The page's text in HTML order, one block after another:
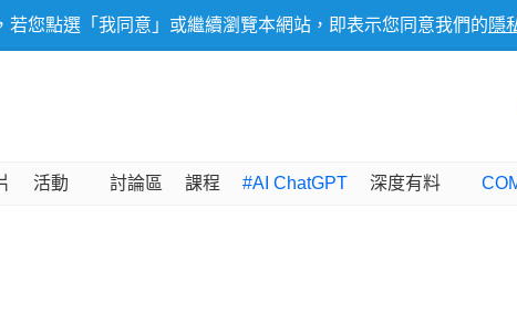
您點選「我同意」或繼續瀏覽本網站，即表示您同意我們的 隱
活動 討論區 課程 #AI ChatGPT 深度有料